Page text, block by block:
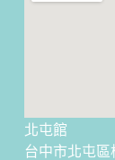
北屯館
台中市北屯